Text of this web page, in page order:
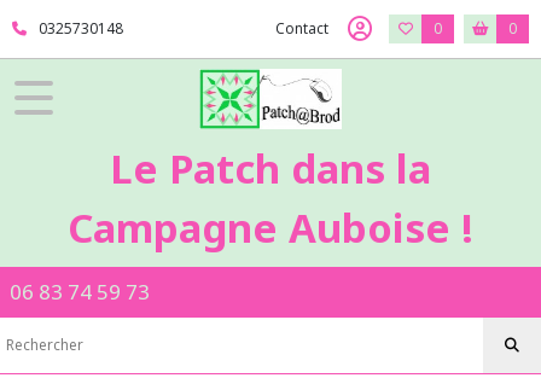
0325730148 Contact 0 0
Le Patch dans la
Campagne Auboise !
06 83 74 59 73